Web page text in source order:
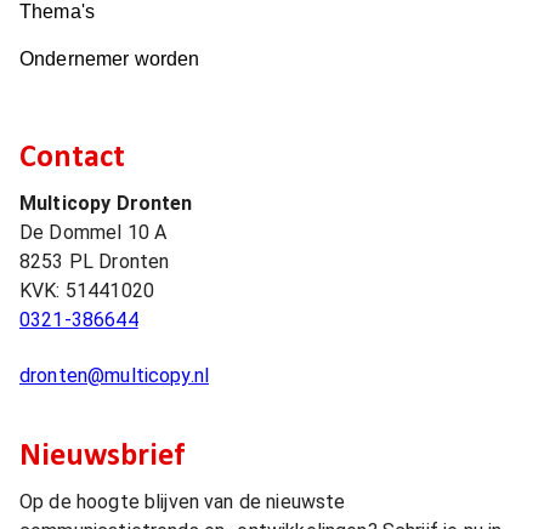
Thema's
Ondernemer worden
Contact
Multicopy Dronten
De Dommel 10 A
8253 PL Dronten
KVK: 51441020
0321-386644
dronten@multicopy.nl
Nieuwsbrief
Op de hoogte blijven van de nieuwste